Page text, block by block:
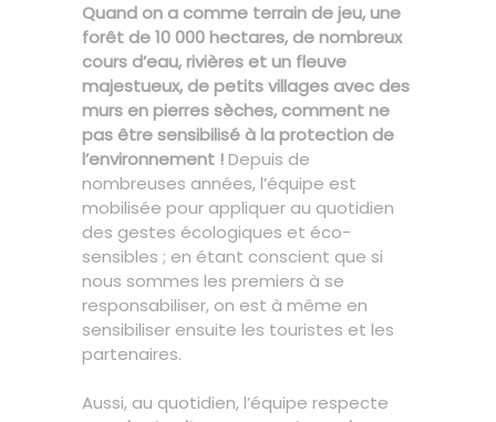
Quand on a comme terrain de jeu, une
forêt de 10 000 hectares, de nombreux
cours d’eau, rivières et un fleuve
majestueux, de petits villages avec des
murs en pierres sèches, comment ne
pas être sensibilisé à la protection de
l’environnement !Depuis de
nombreuses années, l’équipe est
mobilisée pour appliquer au quotidien
des gestes écologiques et éco-
sensibles ; en étant conscient que si
nous sommes les premiers à se
responsabiliser, on est à même en
sensibiliser ensuite les touristes et les
partenaires.
Aussi, au quotidien, l’équipe respecte